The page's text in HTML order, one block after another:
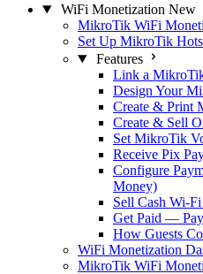
WiFi Monetization New
MikroTik WiFi
Set Up MikroTik
Features
Link a
Design Your
Create & Print
Create & Sell
Set MikroTik
Receive Pix
Configure
Money)
Sell Cash Wi-
Get Paid —
How Guests
WiFi Monetization
MikroTik WiFi